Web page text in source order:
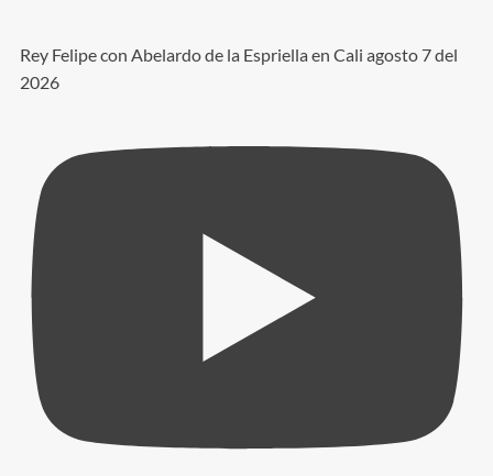
Rey Felipe con Abelardo de la Espriella en Cali agosto 7 del
2026